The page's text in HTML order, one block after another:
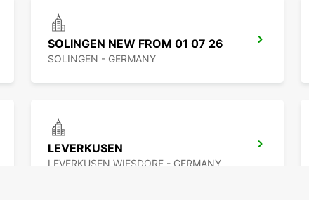
SOLINGEN NEW FROM 01 07 26
SOLINGEN - GERMANY
LEVERKUSEN
LEVERKUSEN WIESDORF - GERMANY